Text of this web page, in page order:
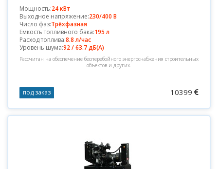
Мощность:24 кВт
Выходное напряжение:230/400 В
Число фаз:Трёхфазная
Емкость топливного бака:195 л
Расход топлива:8.8 л/час
Уровень шума:92 / 63.7 дБ(А)
Рассчитан на обеспечение бесперебойного энергоснабжения строительных
объектов и других.
10399
под заказ